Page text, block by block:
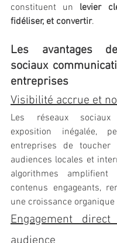
constituent un levier
fidéliser, et convertir.
Les avantages
sociaux
entreprises
Visibilité accrue et
Les réseaux
exposition inégalée,
entreprises de
audiences locales et
algorithmes
contenus engageants,
une croissance
Engagement